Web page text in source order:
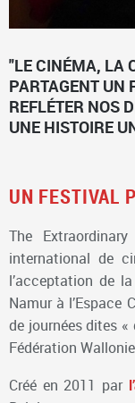
"LE CINÉMA, LA
PARTAGENT UN
REFLÉTER NOS
UNE HISTOIRE
UN FESTIVAL
The
international de
l’acceptation de
Namur à l’Espace
de journées dites
Fédération
Créé en 2011 par